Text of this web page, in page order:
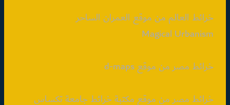
خرائط العالم من موقع العمران الساحر
Magical Urbanism
خرائط مصر من موقع d-maps
خرائط مصر من موقع مكتبة خرائط جامعة تكساس